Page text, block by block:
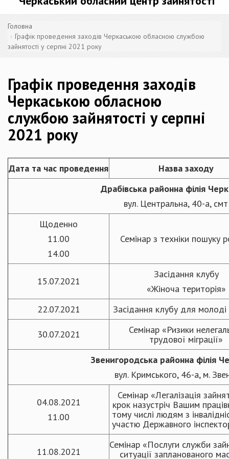
Головна
Графік проведення заходів Черкаською обласною службою
зайнятості у серпні 2021 року
Графік проведення заходів
Черкаською обласною
службою зайнятості у серпні
2021 року
Дата та час проведення
Назва заходу
Драбівська районна філія
вул. Центральна, 40-а,
Щоденно
11.00
14.00
Семінар з техніки пошуку
15.07.2021
Засідання клубу
«Жіноча територія»
22.07.2021
Засідання клубу для
30.07.2021
Семінар «Ризики
трудової міграції»
Звенигородська районна філія
вул. Кримського, 46-а, м.
04.08.2021
11.00
Семінар «Легалізація
крок назустріч Вашим
тому числі людям з
участю Державного
11.08.2021
Семінар «Послуги служби
ситуації запланованого